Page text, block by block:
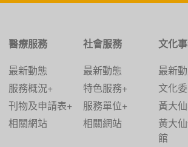
醫療服務
最新動態
服務概況+
刊物及申請表+
相關網站
社會服務
最新動態
特色服務+
服務單位+
相關網站
文化
最新
文化
黃大
黃大
館